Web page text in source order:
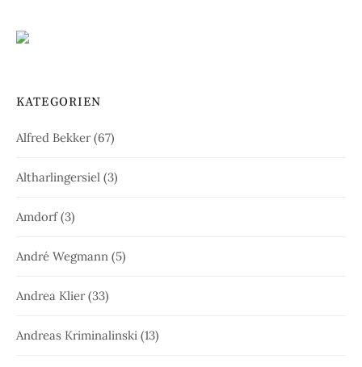
KATEGORIEN
Alfred Bekker(67)
Altharlingersiel (3)
Amdorf(3)
André Wegmann (5)
Andrea Klier(33)
Andreas Kriminalinski (13)